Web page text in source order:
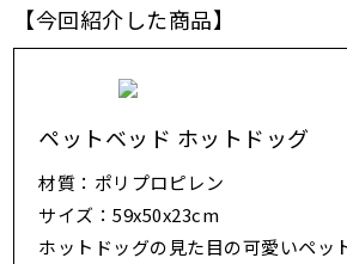
【今回紹介した商品】
ペットベッド ホットドッグ
材質：ポリプロピレン
サイズ：59x50x23cm
ホットドッグの見た目の可愛いペッ